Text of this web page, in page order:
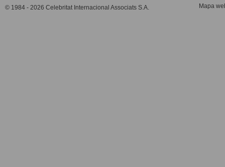
© 1984 - 2026 Celebritat Internacional Associats S.A. Mapa